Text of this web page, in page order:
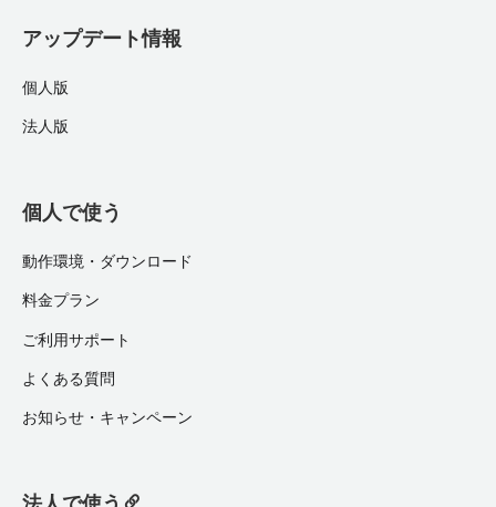
アップデート情報
個人版
法人版
個人で使う
動作環境・ダウンロード
料金プラン
ご利用サポート
よくある質問
お知らせ・キャンペーン